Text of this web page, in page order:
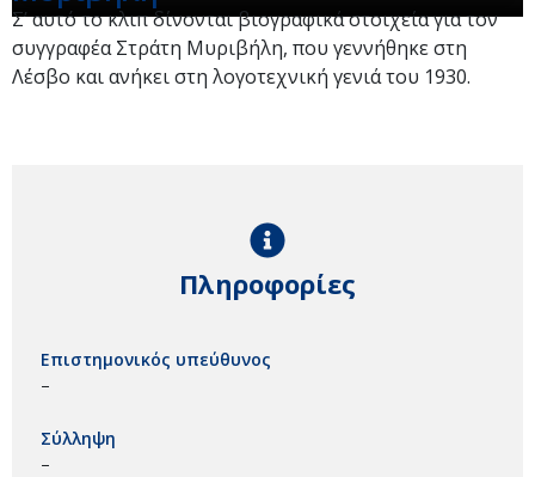
Σ’ αυτό το κλιπ δίνονται βιογραφικά στοιχεία για τον
συγγραφέα Στράτη Μυριβήλη, που γεννήθηκε στη
Λέσβο και ανήκει στη λογοτεχνική γενιά του 1930.
Πληροφορίες
Επιστημονικός υπεύθυνος
–
Σύλληψη
–